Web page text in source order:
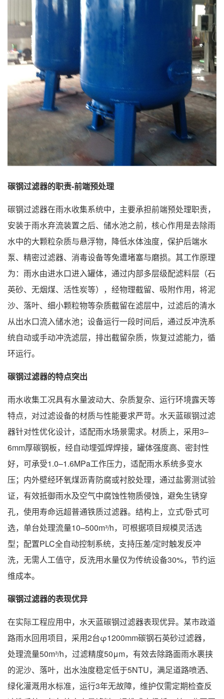
碳钢过滤器的职责-前端预处理
碳钢过滤器在雨水收集系统中，主要承担前端预处理职责，
安装于雨水弃流装置之后、储水池之前，核心作用是去除雨
水中的大颗粒杂质与悬浮物，降低水体浊度，保护后端水
泵、精密过滤器、消毒设备等免遭堵塞与磨损。其工作原理
为：雨水由进水口进入罐体，通过内部多层级配滤料层（石
英砂、无烟煤、活性炭等），经物理截留、吸附作用，将泥
沙、落叶、细小颗粒物等杂质截留在滤层中，过滤后的清水
从出水口流入储水池；设备运行一段时间后，通过反冲洗系
统自动或手动冲洗滤层，排出截留杂质，恢复过滤能力，循
环运行。
碳钢过滤器的特点突出
雨水收集工况具有水量波动大、杂质复杂、运行环境露天等
特点，对过滤设备的材质与性能要求严苛。水天蓝碳钢过滤
器针对性优化设计，适配雨水场景需求。材质上，采用3–
6mm厚碳钢板，经自动埋弧焊焊接，罐体强度高、密封性
好，可承受1.0–1.6MPa工作压力，适配雨水系统多变水
压；内外壁经环氧煤沥青防腐或衬胶处理，通过盐雾测试验
证，有效抵御雨水及空气中腐蚀性物质侵蚀，避免生锈穿
孔，使用寿命远超普通铁质过滤器。结构上，立式/卧式可
选，单台处理流量10–500m³/h，可根据项目规模灵活选
型；配置PLC全自动控制系统，支持压差/定时触发反冲
洗，无需人工值守，反洗用水量仅为传统设备30%，节约运
维成本。
碳钢过滤器的表现优异
在实际工程应用中，水天蓝碳钢过滤器表现优异。某市政道
路雨水回用项目，采用2台φ1200mm碳钢石英砂过滤器，
处理流量50m³/h，过滤精度50μm，有效去除路面雨水裹挟
的泥沙、落叶，出水浊度稳定低于5NTU，满足道路喷洒、
绿化灌溉用水标准，运行3年无故障，维护仅需定期检查反